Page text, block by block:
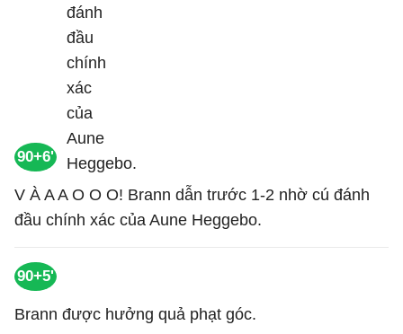
90+6'
V À A A O O O! Brann dẫn trước 1-2 nhờ cú đánh
đầu chính xác của Aune Heggebo.
90+5'
Brann được hưởng quả phạt góc.